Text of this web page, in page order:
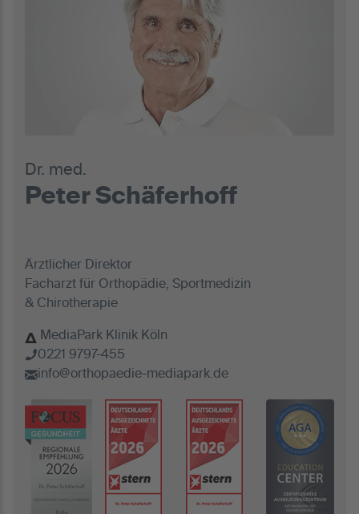
Dr. med.
Peter Schäferhoff
Ärztlicher Direktor
Facharzt für Orthopädie, Sportmedizin
& Chirotherapie
MediaPark Klinik Köln
0221 9797-455
info@orthopaedie-mediapark.de